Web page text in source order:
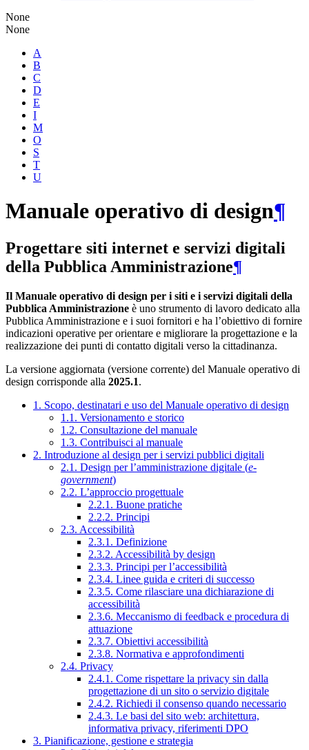
None
None
A
B
C
D
E
I
M
O
S
T
U
Manuale operativo di design¶
Progettare siti internet e servizi digitali
della Pubblica Amministrazione¶
Il Manuale operativo di design per i siti e i servizi digitali della
Pubblica Amministrazione è uno strumento di lavoro dedicato alla
Pubblica Amministrazione e i suoi fornitori e ha l’obiettivo di fornire
indicazioni operative per orientare e migliorare la progettazione e la
realizzazione dei punti di contatto digitali verso la cittadinanza.
La versione aggiornata (versione corrente) del Manuale operativo di
design corrisponde alla 2025.1.
1. Scopo, destinatari e uso del Manuale operativo di design
1.1. Versionamento e storico
1.2. Consultazione del manuale
1.3. Contribuisci al manuale
2. Introduzione al design per i servizi pubblici digitali
2.1. Design per l’amministrazione digitale (e-
government)
2.2. L’approccio progettuale
2.2.1. Buone pratiche
2.2.2. Principi
2.3. Accessibilità
2.3.1. Definizione
2.3.2. Accessibilità by design
2.3.3. Principi per l’accessibilità
2.3.4. Linee guida e criteri di successo
2.3.5. Come rilasciare una dichiarazione di
accessibilità
2.3.6. Meccanismo di feedback e procedura di
attuazione
2.3.7. Obiettivi accessibilità
2.3.8. Normativa e approfondimenti
2.4. Privacy
2.4.1. Come rispettare la privacy sin dalla
progettazione di un sito o servizio digitale
2.4.2. Richiedi il consenso quando necessario
2.4.3. Le basi del sito web: architettura,
informativa privacy, riferimenti DPO
3. Pianificazione, gestione e strategia